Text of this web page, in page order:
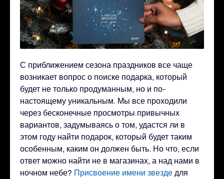
С приближением сезона праздников все чаще
возникает вопрос о поиске подарка, который
будет не только продуманным, но и по-
настоящему уникальным. Мы все проходили
через бесконечные просмотры привычных
вариантов, задумываясь о том, удастся ли в
этом году найти подарок, который будет таким
особенным, каким он должен быть. Но что, если
ответ можно найти не в магазинах, а над нами в
ночном небе? Присвоение имени звезде для